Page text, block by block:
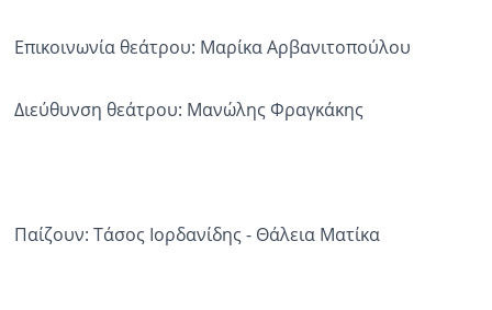
Επικοινωνία θεάτρου: Μαρίκα Αρβανιτοπούλου
Διεύθυνση θεάτρου: Μανώλης Φραγκάκης
Παίζουν: Τάσος Ιορδανίδης - Θάλεια Ματίκα